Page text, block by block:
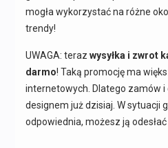
mogła wykorzystać na różne
trendy!
UWAGA: teraz wysyłka i zwrot
darmo! Taką promocję ma
internetowych. Dlatego zamów i
designem już dzisiaj. W sytuacji
odpowiednia, możesz ją